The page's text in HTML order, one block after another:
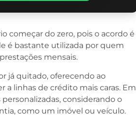
começar do zero, pois o acordo é
é bastante utilizada por quem
mensais.
já quitado, oferecendo ao
linhas de crédito mais caras. Em
considerando o
como um imóvel ou veículo.